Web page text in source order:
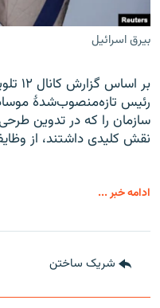
بیرق اسرائیل
بر
رئیس تازه‌منصوب‌شدۀ
سازمان را که در تدوین
نقش کلیدی داشتند، از
ادامه خبر ...
شریک ساختن